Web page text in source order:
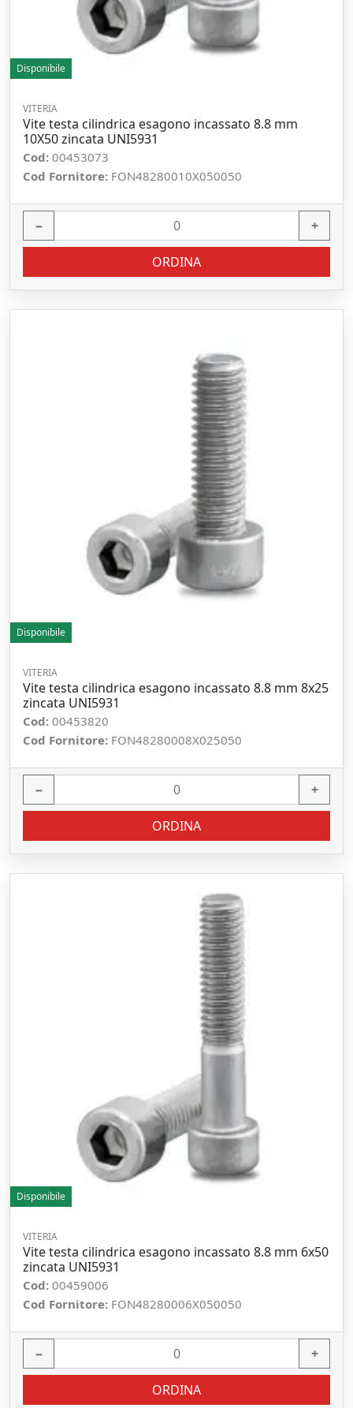
Disponibile
VITERIA
Vite testa cilindrica esagono incassato 8.8 mm
10X50 zincata UNI5931
Cod: 00453073
Cod Fornitore: FON48280010X050050
− +
ORDINA
Disponibile
VITERIA
Vite testa cilindrica esagono incassato 8.8 mm 8x25
zincata UNI5931
Cod: 00453820
Cod Fornitore: FON48280008X025050
− +
ORDINA
Disponibile
VITERIA
Vite testa cilindrica esagono incassato 8.8 mm 6x50
zincata UNI5931
Cod: 00459006
Cod Fornitore: FON48280006X050050
− +
ORDINA